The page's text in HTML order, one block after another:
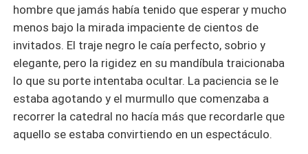
hombre que jamás había tenido que esperar y mucho
menos bajo la mirada impaciente de cientos de
invitados. El traje negro le caía perfecto, sobrio y
elegante, pero la rigidez en su mandíbula traicionaba
lo que su porte intentaba ocultar. La paciencia se le
estaba agotando y el murmullo que comenzaba a
recorrer la catedral no hacía más que recordarle que
aquello se estaba convirtiendo en un espectáculo.